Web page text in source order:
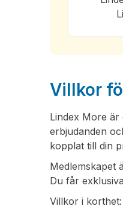
Villkor
Lindex More
erbjudanden
kopplat till din
Medlemskapet
Du får
Villkor i korthet: